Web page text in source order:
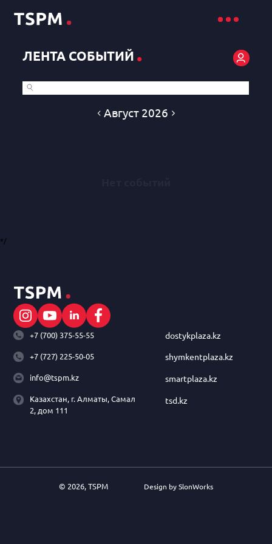
ЛЕНТА СОБЫТИЙ .
Август 2026
*/
+7 (700) 375-55-55
+7 (727) 225-50-05
info@tspm.kz
Казахстан, г. Алматы, Самал
2, дом 111
dostykplaza.kz
shymkentplaza.kz
smartplaza.kz
tsd.kz
© 2026, TSPM Design by SlonWorks